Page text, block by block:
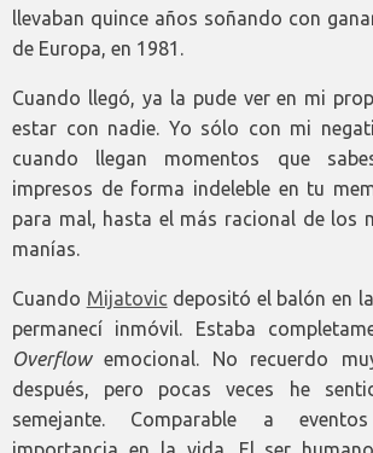
llevaban quince años soñando con
de Europa, en 1981.
Cuando llegó, ya la pude ver en mi
estar con nadie. Yo sólo con mi
cuando llegan momentos que
impresos de forma indeleble en tu
para mal, hasta el más racional de los
manías.
Cuando Mijatovic depositó el balón en
permanecí inmóvil. Estaba
Overflowemocional. No recuerdo
después, pero pocas veces he
semejante. Comparable a